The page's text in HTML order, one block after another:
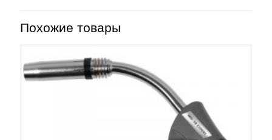
Похожие товары